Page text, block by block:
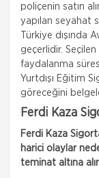
poliçenin satın
yapılan seyahat
Türkiye dışında
geçerlidir.
faydalanma
Yurtdışı Eğitim
göreceğini
Ferdi Kaza
Ferdi Kaza
harici olaylar
teminat altına